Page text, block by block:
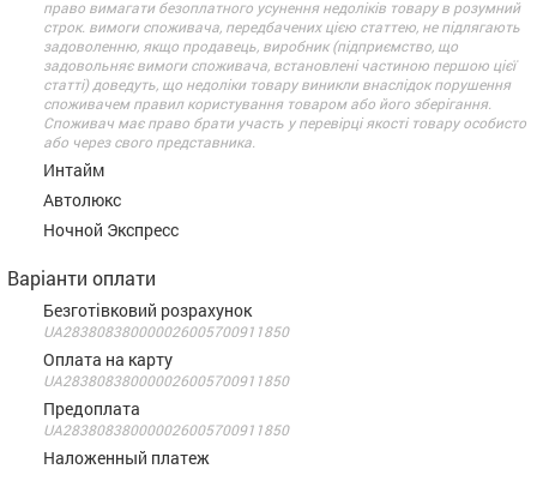
право вимагати безоплатного усунення недоліків товару в розумний
строк. вимоги споживача, передбачених цією статтею, не підлягають
задоволенню, якщо продавець, виробник (підприємство, що
задовольняє вимоги споживача, встановлені частиною першою цієї
статті) доведуть, що недоліки товару виникли внаслідок порушення
споживачем правил користування товаром або його зберігання.
Споживач має право брати участь у перевірці якості товару особисто
або через свого представника.
Интайм
Автолюкс
Ночной Экспресс
Варіанти оплати
Безготівковий розрахунок
UA283808380000026005700911850
Оплата на карту
UA283808380000026005700911850
Предоплата
UA283808380000026005700911850
Наложенный платеж